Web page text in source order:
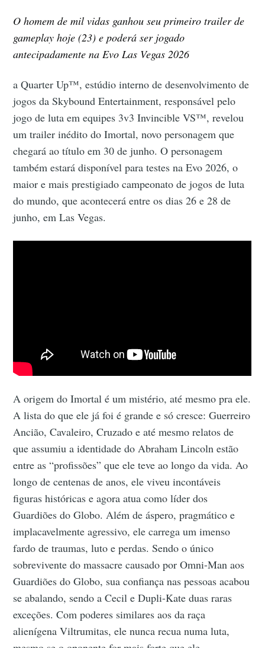
O homem de mil vidas ganhou seu primeiro trailer de
gameplay hoje (23) e poderá ser jogado
antecipadamente na Evo Las Vegas 2026
a Quarter Up™, estúdio interno de desenvolvimento de
jogos da Skybound Entertainment, responsável pelo
jogo de luta em equipes 3v3 Invincible VS™, revelou
um trailer inédito do Imortal, novo personagem que
chegará ao título em 30 de junho. O personagem
também estará disponível para testes na Evo 2026, o
maior e mais prestigiado campeonato de jogos de luta
do mundo, que acontecerá entre os dias 26 e 28 de
junho, em Las Vegas.
A origem do Imortal é um mistério, até mesmo pra ele.
A lista do que ele já foi é grande e só cresce: Guerreiro
Ancião, Cavaleiro, Cruzado e até mesmo relatos de
que assumiu a identidade do Abraham Lincoln estão
entre as “profissões” que ele teve ao longo da vida. Ao
longo de centenas de anos, ele viveu incontáveis
figuras históricas e agora atua como líder dos
Guardiões do Globo. Além de áspero, pragmático e
implacavelmente agressivo, ele carrega um imenso
fardo de traumas, luto e perdas. Sendo o único
sobrevivente do massacre causado por Omni-Man aos
Guardiões do Globo, sua confiança nas pessoas acabou
se abalando, sendo a Cecil e Dupli-Kate duas raras
exceções. Com poderes similares aos da raça
alienígena Viltrumitas, ele nunca recua numa luta,